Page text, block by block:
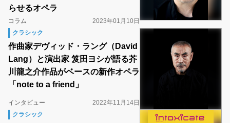
らせるオペラ
コラム
2023年01月10日
クラシック
作曲家デヴィッド・ラング（David
Lang）と演出家 笈田ヨシが語る芥
川龍之介作品がベースの新作オペラ
「note to a friend」
インタビュー
2022年11月14日
クラシック